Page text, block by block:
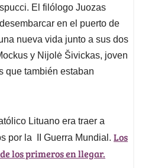
s
El filólogo Juozas
en el puerto de
nueva vida junto a sus dos
y Nijolė Šivickas, joven
que también estaban
Lituano era traer a
por la II Guerra Mundial. Los
los primeros en llegar.